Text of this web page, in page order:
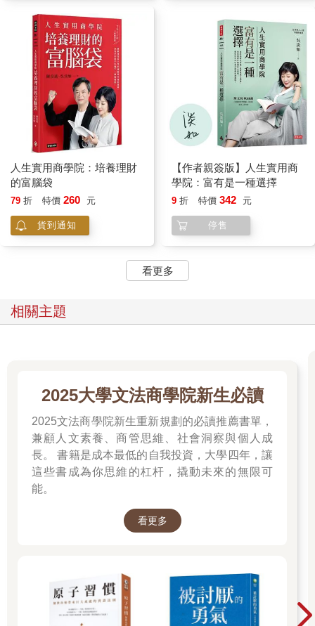
人生實用商學院：培養理財
的富腦袋
79 折 特價 260 元
貨到通知
【作者親簽版】人生實用商
學院：富有是一種選擇
9 折 特價 342 元
停售
看更多
相關主題
2025大學文法商學院新生必讀
2025文法商學院新生重新規劃的必讀推薦書單，
兼顧人文素養、商管思維、社會洞察與個人成
長。 書籍是成本最低的自我投資，大學四年，讓
這些書成為你思維的杠杆，撬動未來的無限可
能。
看更多